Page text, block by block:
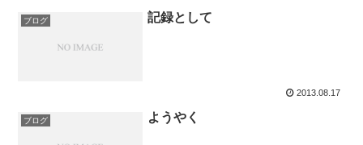
ブログ 記録として
2013.08.17
ブログ ようやく